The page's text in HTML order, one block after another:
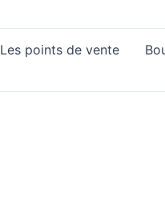
Les points de vente